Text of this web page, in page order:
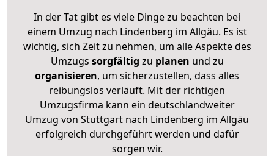
In der Tat gibt es viele Dinge zu beachten bei
einem Umzug nach Lindenberg im Allgäu. Es ist
wichtig, sich Zeit zu nehmen, um alle Aspekte des
Umzugs sorgfältig zu planen und zu
organisieren, um sicherzustellen, dass alles
reibungslos verläuft. Mit der richtigen
Umzugsfirma kann ein deutschlandweiter
Umzug von Stuttgart nach Lindenberg im Allgäu
erfolgreich durchgeführt werden und dafür
sorgen wir.